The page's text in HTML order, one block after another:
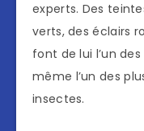
experts. Des
verts, des éclairs
font de lui l’un
même l’un des
insectes.